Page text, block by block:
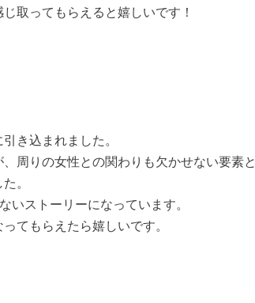
取ってもらえると嬉しいです！
き込まれました。
周りの女性との関わりも欠かせない要素と
。
ストーリーになっています。
てもらえたら嬉しいです。